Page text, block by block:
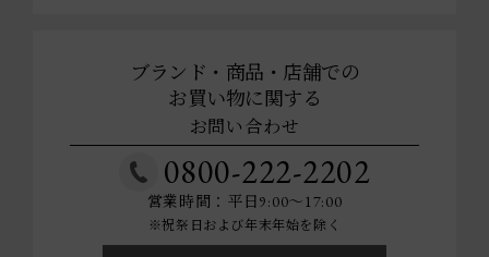
ブランド・商品・店舗での
お買い物に関する
お問い合わせ
0800-222-2202
営業時間：平日9:00～17:00
※祝祭日および年末年始を除く